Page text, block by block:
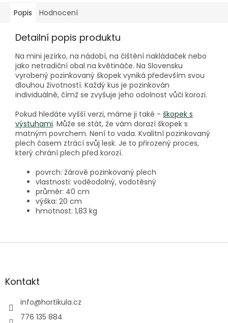
Popis Hodnocení
Detailní popis produktu
Na mini jezírko, na nádobí, na čištění nakládaček nebo
jako netradiční obal na květináče. Na Slovensku
vyrobený pozinkovaný škopek vyniká především svou
dlouhou životností. Každý kus je pozinkován
individuálně, čímž se zvyšuje jeho odolnost vůči korozi.
Pokud hledáte vyšší verzi, máme ji také - škopek s
výstuhami. Může se stát, že vám dorazí škopek s
matným povrchem. Není to vada. Kvalitní pozinkovaný
plech časem ztrácí svůj lesk. Je to přirozený proces,
který chrání plech před korozí.
povrch: žárově pozinkovaný plech
vlastnosti: voděodolný, vodotěsný
průměr: 40 cm
výška: 20 cm
hmotnost: 1,83 kg
Z
aKontakt
info@hortikula.cz
776 135 884